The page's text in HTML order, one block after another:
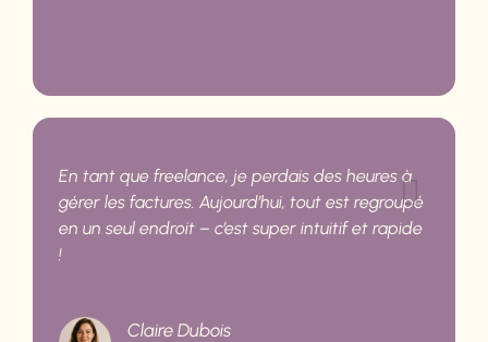
En tant que freelance, je perdais des heures à
gérer les factures. Aujourd’hui, tout est regroupé
en un seul endroit – c’est super intuitif et rapide
!
Claire Dubois